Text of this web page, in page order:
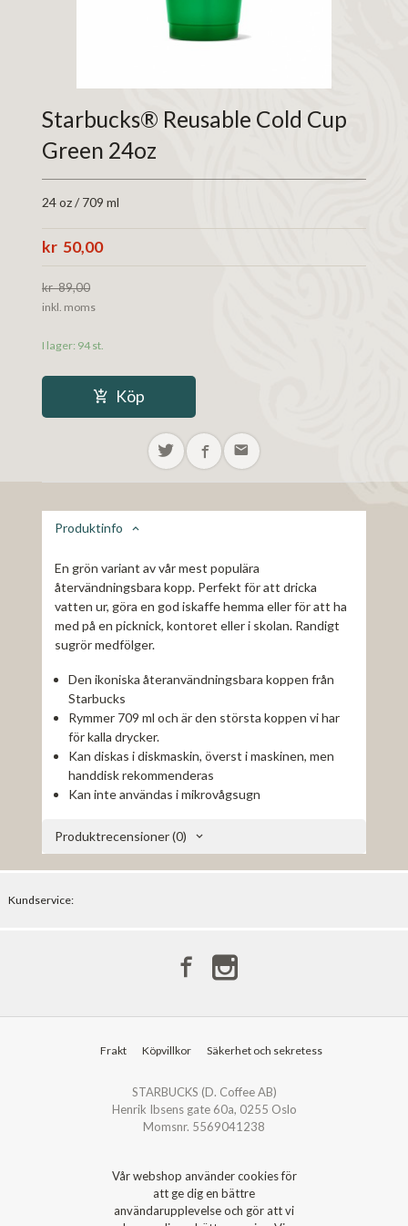
Starbucks® Reusable Cold Cup
Green 24oz
24 oz / 709 ml
Erbjudande
50,00
89,00
Rabatt
inkl. moms
I lager: 94 st.
Köp
Produktinfo
En grön variant av vår mest populära
återvändningsbara kopp. Perfekt för att dricka
vatten ur, göra en god iskaffe hemma eller för att ha
med på en picknick, kontoret eller i skolan. Randigt
sugrör medfölger.
Den ikoniska återanvändningsbara koppen från
Starbucks
Rymmer 709 ml och är den största koppen vi har
för kalla drycker.
Kan diskas i diskmaskin, överst i maskinen, men
handdisk rekommenderas
Kan inte användas i mikrovågsugn
Produktrecensioner (0)
Kundservice:
Frakt Köpvillkor Säkerhet och sekretess
STARBUCKS (D. Coffee AB)
Henrik Ibsens gate 60a, 0255 Oslo
Momsnr. 5569041238
Vår webshop använder cookies för
att ge dig en bättre
användarupplevelse och gör att vi